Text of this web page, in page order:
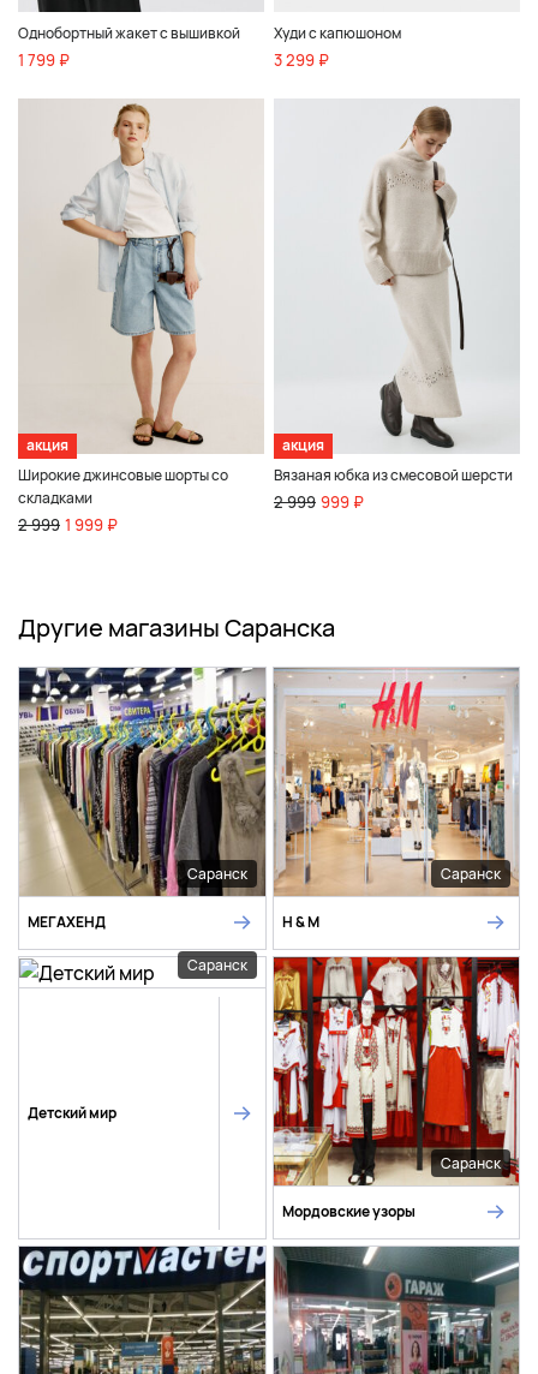
Однобортный жакет с вышивкой
1 799 ₽
Худи с капюшоном
3 299 ₽
акция
Широкие джинсовые шорты со
складками
2 999 1 999 ₽
акция
Вязаная юбка из смесовой шерсти
2 999 999 ₽
Другие магазины Саранска
Саранск
МЕГАХЕНД
Саранск
H & M
Саранск
Детский мир
Саранск
Мордовские узоры